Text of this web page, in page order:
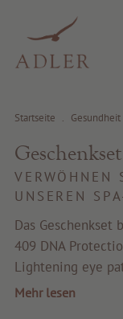
search
Startseite . Gesundheit
UNSEREN
Das Geschenkset
409 DNA
Lightening eye
Mehr lesen